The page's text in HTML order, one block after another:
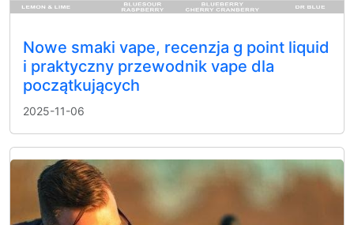
Nowe smaki vape, recenzja g point liquid
i praktyczny przewodnik vape dla
początkujących
2025-11-06